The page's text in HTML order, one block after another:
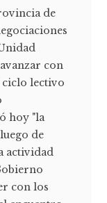
de
con
ciclo lectivo
hoy "la
de
actividad
con los